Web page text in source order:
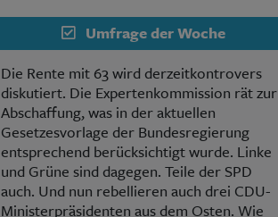
Umfrage der Woche
Die Rente mit 63 wird derzeitkontrovers
diskutiert. Die Expertenkommission rät zur
Abschaffung, was in der aktuellen
Gesetzesvorlage der Bundesregierung
entsprechend berücksichtigt wurde. Linke
und Grüne sind dagegen. Teile der SPD
auch. Und nun rebellieren auch drei CDU-
Ministerpräsidenten aus dem Osten. Wie